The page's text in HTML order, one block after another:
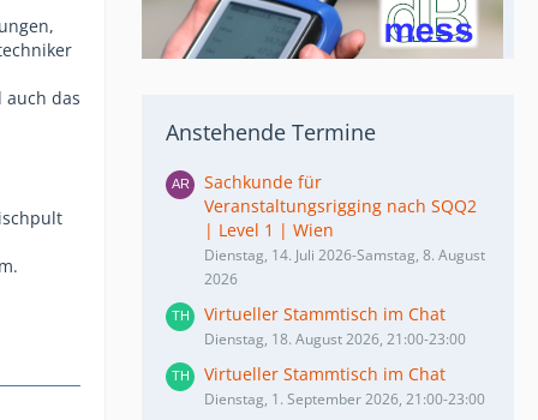
das
Anstehende Termine
Sachkunde für
Veranstaltungsrigging nach SQQ2
| Level 1 | Wien
Dienstag, 14. Juli 2026-Samstag, 8. August
2026
Virtueller Stammtisch im Chat
Dienstag, 18. August 2026, 21:00-23:00
Virtueller Stammtisch im Chat
Dienstag, 1. September 2026, 21:00-23:00